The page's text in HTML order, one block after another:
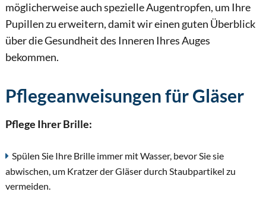
möglicherweise auch spezielle Augentropfen, um Ihre
Pupillen zu erweitern, damit wir einen guten Überblick
über die Gesundheit des Inneren Ihres Auges
bekommen.
Pflegeanweisungen für Gläser
Pflege Ihrer Brille:
Spülen Sie Ihre Brille immer mit Wasser, bevor Sie sie
abwischen, um Kratzer der Gläser durch Staubpartikel zu
vermeiden.